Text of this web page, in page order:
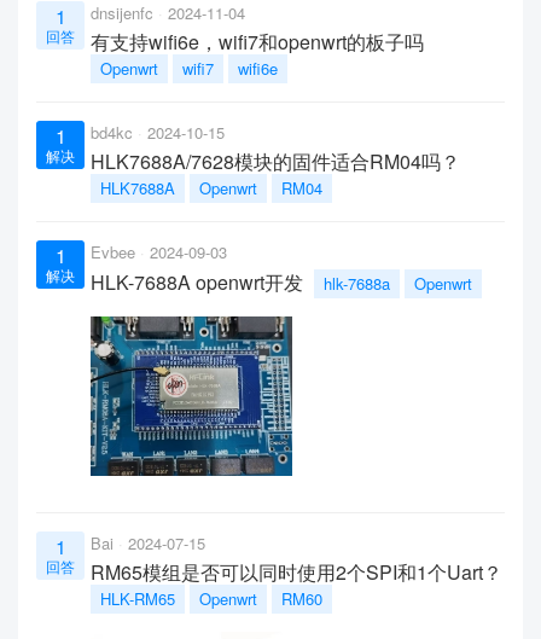
1
回答
dnsijenfc 2024-11-04
有支持wifi6e，wifi7和openwrt的板子吗
Openwrt wifi7 wifi6e
1
解决
bd4kc 2024-10-15
HLK7688A/7628模块的固件适合RM04吗？
HLK7688A Openwrt RM04
1
解决
Evbee 2024-09-03
HLK-7688A openwrt开发 hlk-7688a Openwrt
1
回答
Bai 2024-07-15
RM65模组是否可以同时使用2个SPI和1个Uart？
HLK-RM65 Openwrt RM60